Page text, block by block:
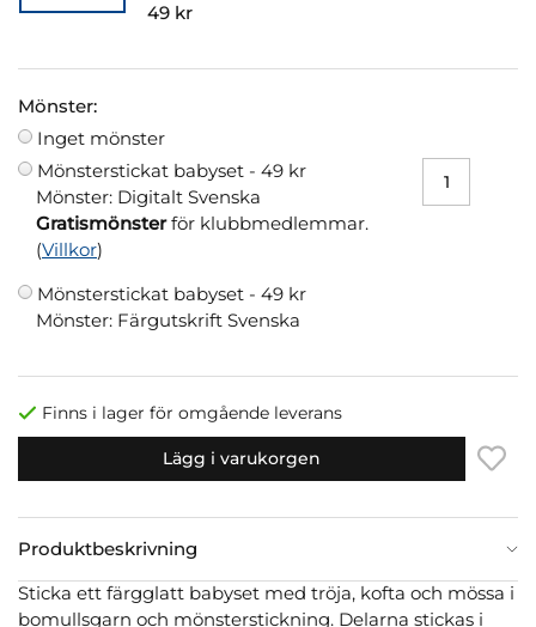
49 kr
Mönster:
Inget mönster
Mönsterstickat babyset - 49 kr
Mönster: Digitalt Svenska
Gratismönsterför klubbmedlemmar.
(Villkor)
Mönsterstickat babyset - 49 kr
Mönster: Färgutskrift Svenska
Finns i lager för omgående leverans
Lägg i varukorgen
Produktbeskrivning
Sticka ett färgglatt babyset med tröja, kofta och mössa i
bomullsgarn och mönsterstickning. Delarna stickas i